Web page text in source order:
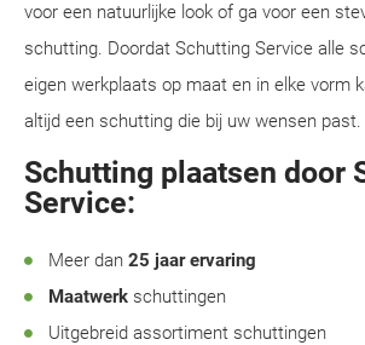
voor een natuurlijke look of ga voor een
schutting. Doordat Schutting Service alle
eigen werkplaats op maat en in elke vorm
altijd een schutting die bij uw wensen past.
Schutting plaatsen door
Service:
Meer dan 25 jaar ervaring
Maatwerk schuttingen
Uitgebreid assortiment schuttingen